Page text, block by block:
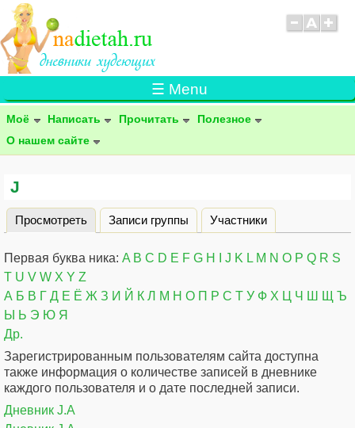
☰ Menu
Моё Написать Прочитать
Полезное
О нашем сайте
J
Главные вкладки
Просмотреть (активная вкладка)
Записи группы Участники
Первая буква ника: A B C D E F G H J K L M N O P Q R S
T U V W X Y Z
А Б В Г Д Е Ё Ж З И Й К Л М Н О П Р С Т У Ф Х Ц Ч Ш Щ
Ъ
Ы Ь Э Ю Я
Др.
Зарегистрированным пользователям сайта доступна
также информация о количестве записей в дневнике
каждого пользователя и о дате последней записи.
Дневник J.A